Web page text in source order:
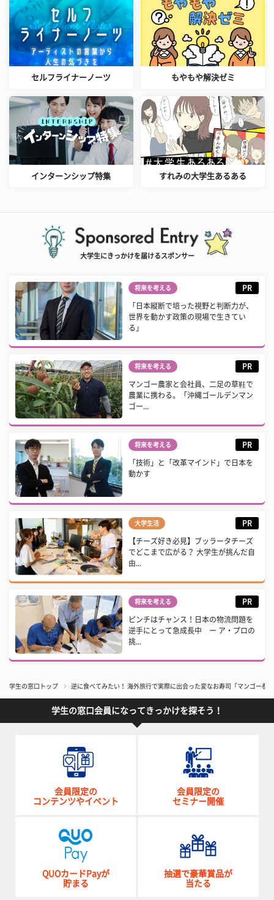
セルフライナーノーツ もやもや解決ゼミ
インターンシップ特集 すれみの大学生あるある
大学生にきっかけを届けるスポンサー
将来を考える PR
「日本縦断で培った視野と判断力が、
世界を動かす政策の現場で生きてい
る」
将来を考える PR
マンゴー農家と会社員、二足の草鞋で
農業に携わる。「沖縄ゴールデンマン
ゴー...
将来を考える PR
「技術」と「改革マインド」で日本を
動かす
大学生活 PR
【チーズ好き必見】ブッラータチーズ
でどこまで広がる？ 大学生が挑んだ自
由...
将来を考える PR
ピンチはチャンス！日本の物流問題を
逆手にとって急成長中 ー ア・プロの
挑...
学生の窓口トップ 逆に食べてみたい！ 海外旅行で実際に出会った変なお寿司「マンゴー巻
学生の窓口会員になってきっかけを探そう！
会員限定の
コンテンツやイベント
会員限定の
セミナー開催
QUOカードPayが
貯まる
抽選で豪華賞品が
当たる